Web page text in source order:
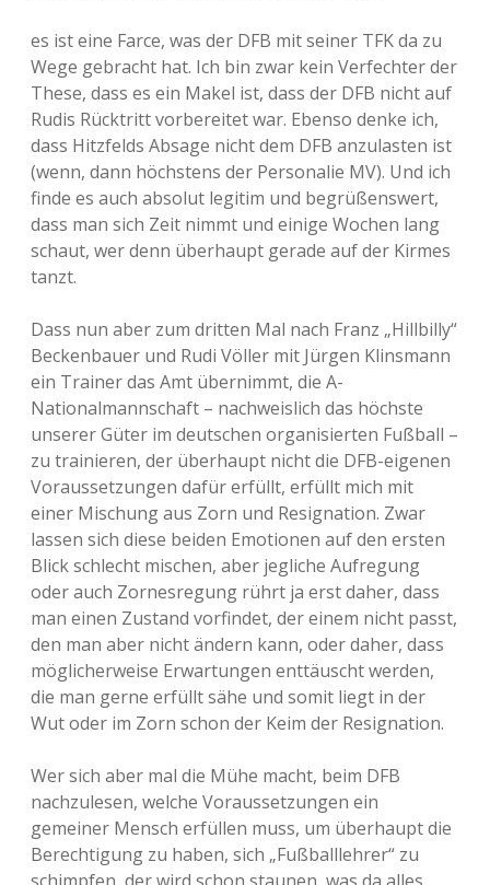
es ist eine Farce, was der DFB mit seiner TFK da zu
Wege gebracht hat. Ich bin zwar kein Verfechter der
These, dass es ein Makel ist, dass der DFB nicht auf
Rudis Rücktritt vorbereitet war. Ebenso denke ich,
dass Hitzfelds Absage nicht dem DFB anzulasten ist
(wenn, dann höchstens der Personalie MV). Und ich
finde es auch absolut legitim und begrüßenswert,
dass man sich Zeit nimmt und einige Wochen lang
schaut, wer denn überhaupt gerade auf der Kirmes
tanzt.
Dass nun aber zum dritten Mal nach Franz „Hillbilly“
Beckenbauer und Rudi Völler mit Jürgen Klinsmann
ein Trainer das Amt übernimmt, die A-
Nationalmannschaft – nachweislich das höchste
unserer Güter im deutschen organisierten Fußball –
zu trainieren, der überhaupt nicht die DFB-eigenen
Voraussetzungen dafür erfüllt, erfüllt mich mit
einer Mischung aus Zorn und Resignation. Zwar
lassen sich diese beiden Emotionen auf den ersten
Blick schlecht mischen, aber jegliche Aufregung
oder auch Zornesregung rührt ja erst daher, dass
man einen Zustand vorfindet, der einem nicht passt,
den man aber nicht ändern kann, oder daher, dass
möglicherweise Erwartungen enttäuscht werden,
die man gerne erfüllt sähe und somit liegt in der
Wut oder im Zorn schon der Keim der Resignation.
Wer sich aber mal die Mühe macht, beim DFB
nachzulesen, welche Voraussetzungen ein
gemeiner Mensch erfüllen muss, um überhaupt die
Berechtigung zu haben, sich „Fußballlehrer“ zu